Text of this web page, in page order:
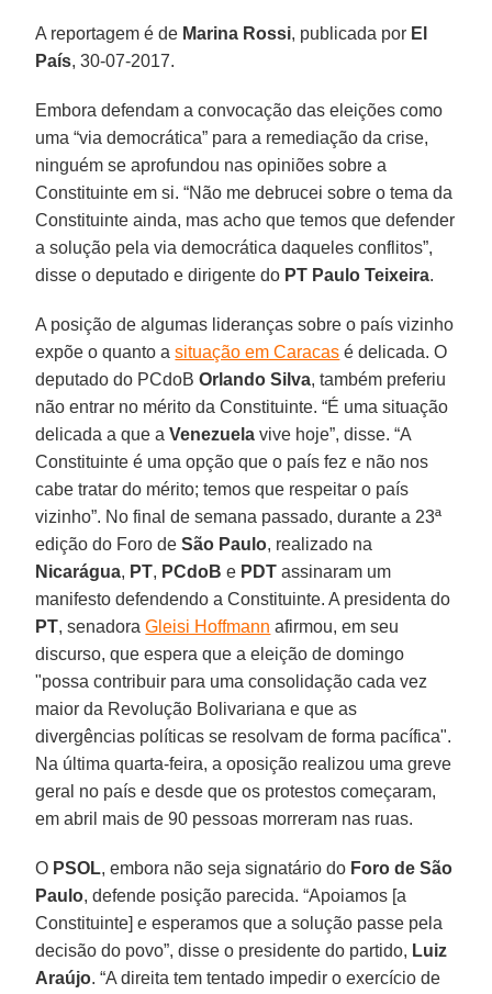
A reportagem é de Marina Rossi, publicada por El
País, 30-07-2017.
Embora defendam a convocação das eleições como
uma “via democrática” para a remediação da crise,
ninguém se aprofundou nas opiniões sobre a
Constituinte em si. “Não me debrucei sobre o tema da
Constituinte ainda, mas acho que temos que defender
a solução pela via democrática daqueles conflitos”,
disse o deputado e dirigente do PT Paulo Teixeira.
A posição de algumas lideranças sobre o país vizinho
expõe o quanto asituação em Caracas é delicada. O
deputado do PCdoBOrlando Silva, também preferiu
não entrar no mérito da Constituinte. “É uma situação
delicada a que aVenezuela vive hoje”, disse. “A
Constituinte é uma opção que o país fez e não nos
cabe tratar do mérito; temos que respeitar o país
vizinho”. No final de semana passado, durante a 23ª
edição do Foro deSão Paulo, realizado na
Nicarágua, PT, PCdoB e PDT assinaram um
manifesto defendendo a Constituinte. A presidenta do
PT, senadoraGleisi Hoffmann afirmou, em seu
discurso, que espera que a eleição de domingo
"possa contribuir para uma consolidação cada vez
maior da Revolução Bolivariana e que as
divergências políticas se resolvam de forma pacífica".
Na última quarta-feira, a oposição realizou uma greve
geral no país e desde que os protestos começaram,
em abril mais de 90 pessoas morreram nas ruas.
O PSOL, embora não seja signatário do Foro de São
Paulo, defende posição parecida. “Apoiamos [a
Constituinte] e esperamos que a solução passe pela
decisão do povo”, disse o presidente do partido, Luiz
Araújo. “A direita tem tentado impedir o exercício de